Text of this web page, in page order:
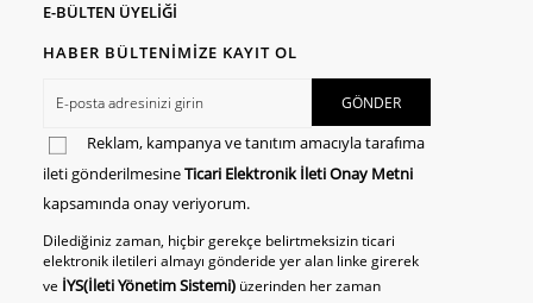
E-BÜLTEN ÜYELİĞİ
HABER BÜLTENİMİZE KAYIT OL
Reklam, kampanya ve tanıtım amacıyla tarafıma
ileti gönderilmesineTicari Elektronik İleti Onay Metni
kapsamında onay veriyorum.
Dilediğiniz zaman, hiçbir gerekçe belirtmeksizin ticari
elektronik iletileri almayı gönderide yer alan linke girerek
ve İYS(İleti Yönetim Sistemi) üzerinden her zaman